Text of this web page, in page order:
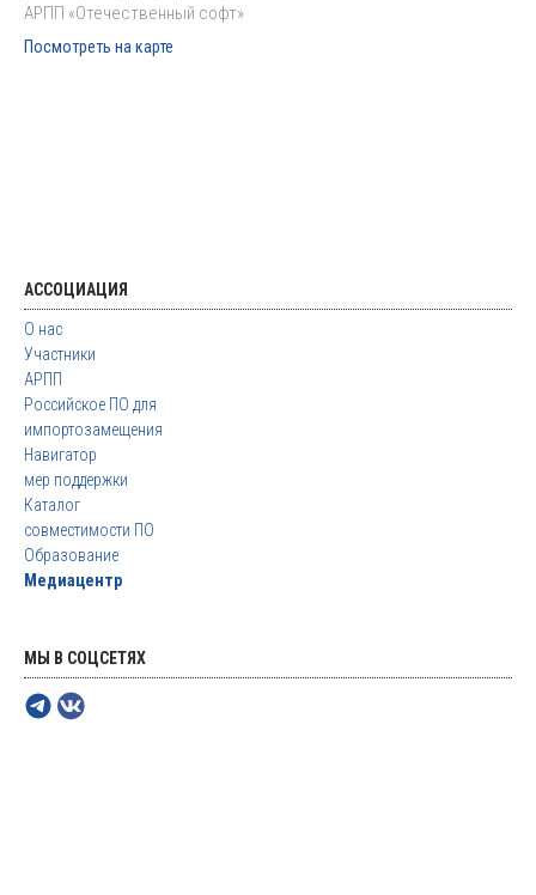
АРПП «Отечественный софт»
Посмотреть на карте
АССОЦИАЦИЯ
О нас
Участники
АРПП
Российское ПО для
импортозамещения
Навигатор
мер поддержки
Каталог
совместимости ПО
Образование
Медиацентр
МЫ В СОЦСЕТЯХ